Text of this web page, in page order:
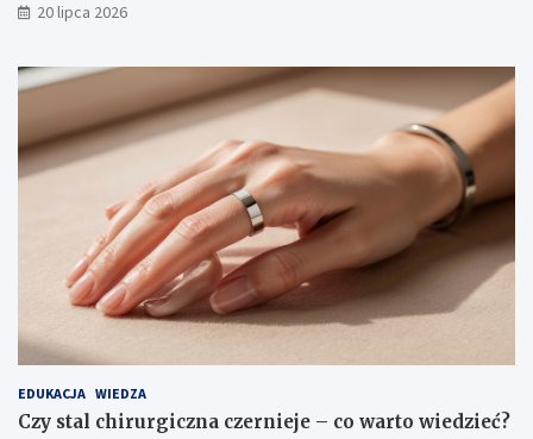
20 lipca 2026
EDUKACJA WIEDZA
Czy stal chirurgiczna czernieje – co warto wiedzieć?